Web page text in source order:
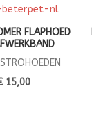
FLAPHOED
15,00